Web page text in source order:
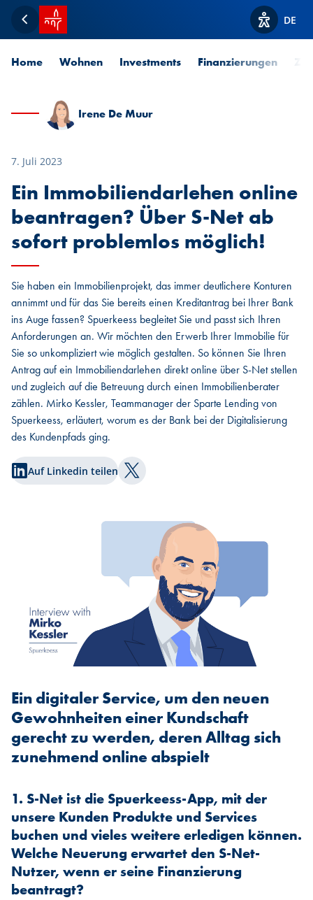
Zurück
Startseite SPUERKEESS
Optionen
DE
Home Wohnen Investments Finanzierungen
Irene De Muur
7. Juli 2023
Ein Immobiliendarlehen online
beantragen? Über S-Net ab
sofort problemlos möglich!
Sie haben ein Immobilienprojekt, das immer deutlichere Konturen
annimmt und für das Sie bereits einen Kreditantrag bei Ihrer Bank
ins Auge fassen? Spuerkeess begleitet Sie und passt sich Ihren
Anforderungen an. Wir möchten den Erwerb Ihrer Immobilie für
Sie so unkompliziert wie möglich gestalten. So können Sie Ihren
Antrag auf ein Immobiliendarlehen direkt online über S-Net stellen
und zugleich auf die Betreuung durch einen Immobilienberater
zählen. Mirko Kessler, Teammanager der Sparte Lending von
Spuerkeess, erläutert, worum es der Bank bei der Digitalisierung
des Kundenpfads ging.
Auf Linkedin teilen Auf Twitter teilen
Ein digitaler Service, um den neuen
Gewohnheiten einer Kundschaft
gerecht zu werden, deren Alltag sich
zunehmend online abspielt
1. S-Net ist die Spuerkeess-App, mit der
unsere Kunden Produkte und Services
buchen und vieles weitere erledigen können.
Welche Neuerung erwartet den S-Net-
Nutzer, wenn er seine Finanzierung
beantragt?